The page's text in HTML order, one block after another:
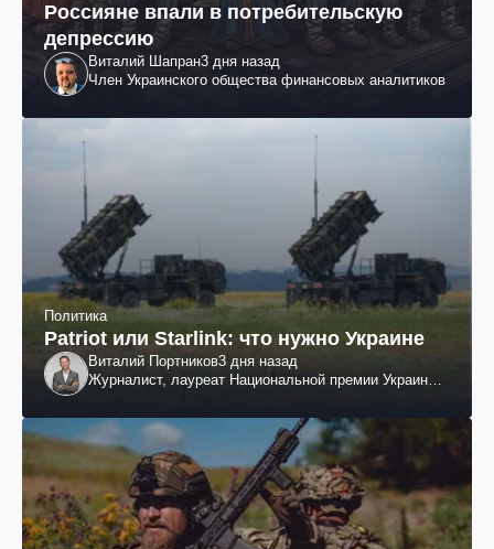
Россияне впали в потребительскую
депрессию
Виталий Шапран3 дня назад
Член Украинского общества финансовых аналитиков
Политика
Patriot или Starlink: что нужно Украине
Виталий Портников3 дня назад
Журналист, лауреат Национальной премии Украины